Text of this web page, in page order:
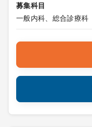
募集科目
一般内科、総合診療科